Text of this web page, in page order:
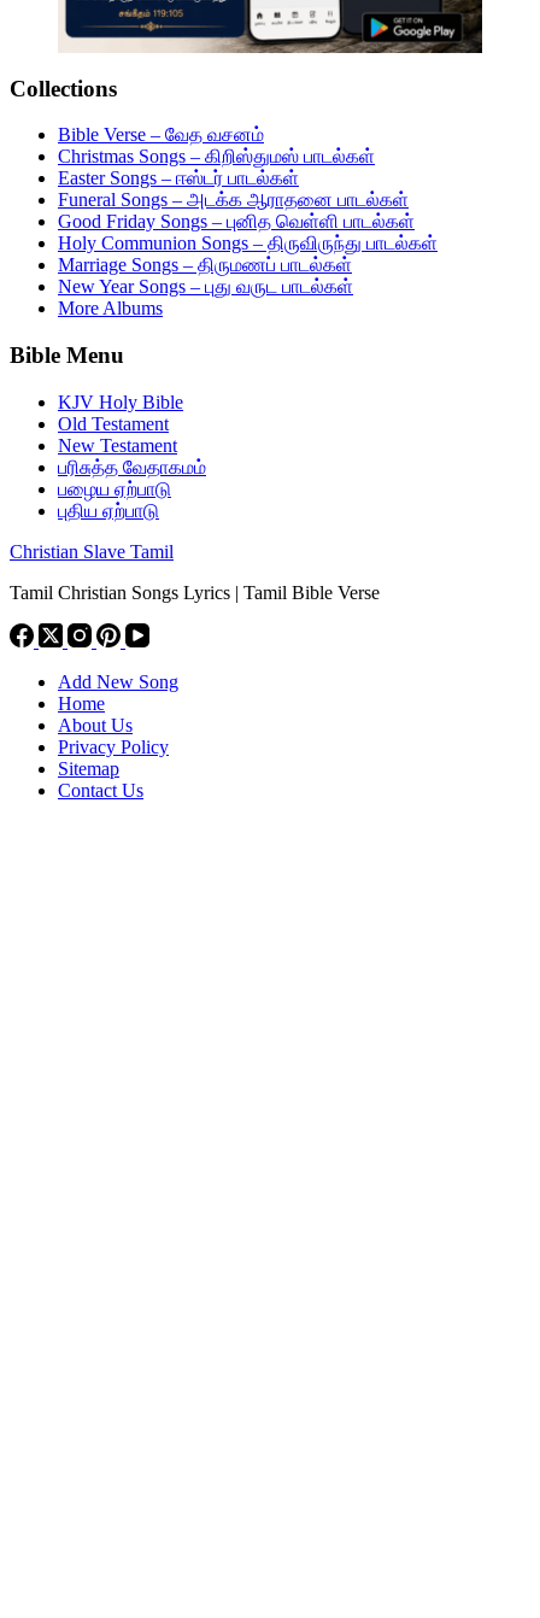
Collections
Bible Verse – வேத வசனம்
Christmas Songs – கிறிஸ்துமஸ் பாடல்கள்
Easter Songs – ஈஸ்டர் பாடல்கள்
Funeral Songs – அடக்க ஆராதனை பாடல்கள்
Good Friday Songs – புனித வெள்ளி பாடல்கள்
Holy Communion Songs – திருவிருந்து பாடல்கள்
Marriage Songs – திருமணப் பாடல்கள்
New Year Songs – புது வருட பாடல்கள்
More Albums
Bible Menu
KJV Holy Bible
Old Testament
New Testament
பரிசுத்த வேதாகமம்
பழைய ஏற்பாடு
புதிய ஏற்பாடு
Christian Slave Tamil
Tamil Christian Songs Lyrics | Tamil Bible Verse
Add New Song
Home
About Us
Privacy Policy
Sitemap
Contact Us